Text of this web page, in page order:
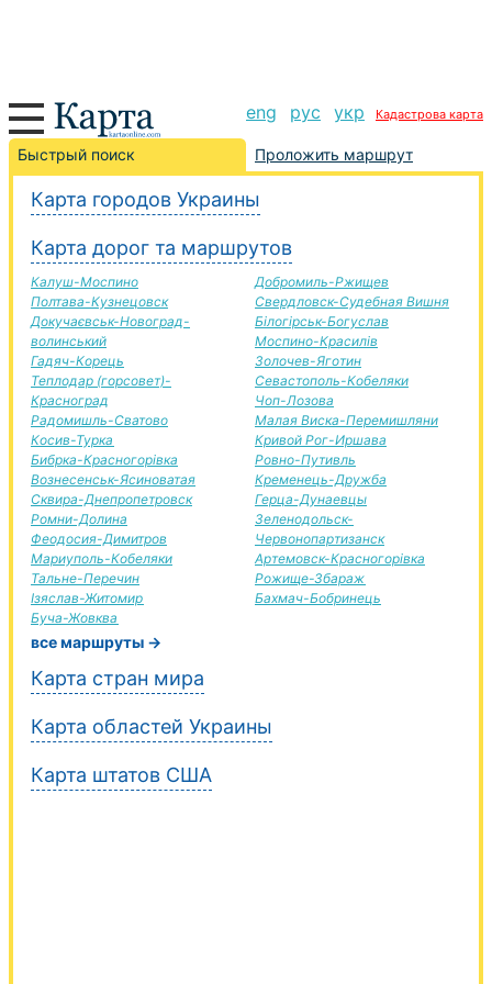
eng рус укр Кадастрова карта
Быстрый поиск Проложить маршрут
Карта городов Украины
Карта дорог та маршрутов
Калуш-Моспино
Полтава-Кузнецовск
Докучаєвськ-Новоград-
волинський
Гадяч-Корець
Теплодар (горсовет)-
Красноград
Радомишль-Сватово
Косив-Турка
Бибрка-Красногорівка
Вознесенськ-Ясиноватая
Сквира-Днепропетровск
Ромни-Долина
Феодосия-Димитров
Мариуполь-Кобеляки
Тальне-Перечин
Ізяслав-Житомир
Буча-Жовква
Добромиль-Ржищев
Свердловск-Судебная Вишня
Білогірськ-Богуслав
Моспино-Красилів
Золочев-Яготин
Севастополь-Кобеляки
Чоп-Лозова
Малая Виска-Перемишляни
Кривой Рог-Иршава
Ровно-Путивль
Кременець-Дружба
Герца-Дунаевцы
Зеленодольск-
Червонопартизанск
Артемовск-Красногорівка
Рожище-Збараж
Бахмач-Бобринець
все маршруты →
Карта стран мира
Карта областей Украины
Карта штатов США
Староконстантинов-Авдеевка дорога, маршрут
Староконстантинов-Авдеевка, автомобильная
дорога
+
−